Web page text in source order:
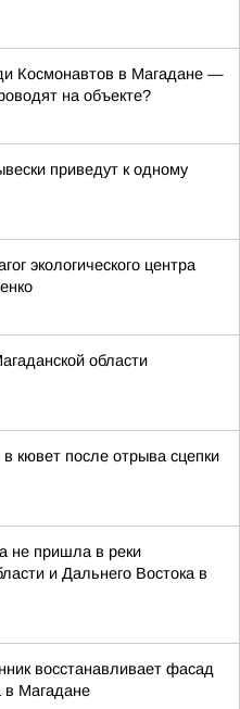
Космонавтов в Магадане —
на объекте?
приведут к одному
экологического центра
области
кювет после отрыва сцепки
не пришла в реки
и Дальнего Востока в
восстанавливает фасад
в Магадане